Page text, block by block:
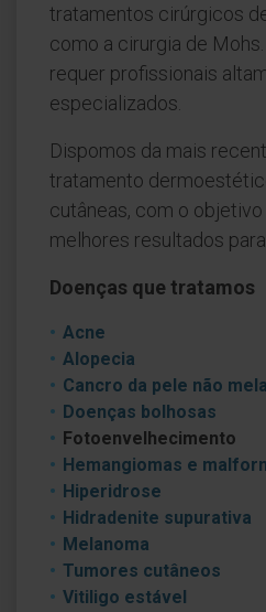
tratamentos cirúrgicos
como a cirurgia de
requer profissionais
especializados.
Dispomos da mais
tratamento
cutâneas, com o
melhores resultados
Doenças que tratamos
Acne
Alopecia
Cancro da pele não
Doenças bolhosas
Fotoenvelhecimento
Hemangiomas e
Hiperidrose
Hidradenite supurativa
Melanoma
Tumores cutâneos
Vitiligo estável